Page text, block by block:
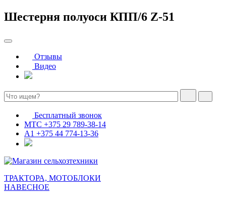
Шестерня полуоси КПП/6 Z-51
Отзывы
Видео
Бесплатный звонок
МТС +375 29 789-38-14
А1 +375 44 774-13-36
ТРАКТОРА, МОТОБЛОКИ
НАВЕСНОЕ